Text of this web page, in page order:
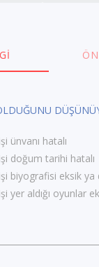
ünvanı hatalı
doğum tarihi hatalı
biyografisi eksik ya
yer aldığı oyunlar